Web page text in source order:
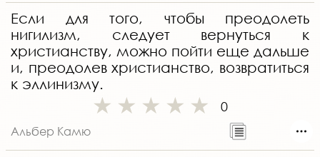
Если для того, чтобы преодолеть
нигилизм, следует вернуться к
христианству, можно пойти еще дальше
и, преодолев христианство, возвратиться
к эллинизму.
0
Альбер Камю